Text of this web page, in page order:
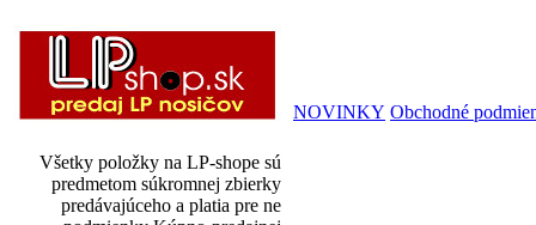
Všetky položky na LP-shope sú
predmetom súkromnej zbierky
predávajúceho a platia pre ne
NOVINKY Obchodné